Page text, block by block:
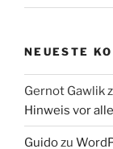
NEUESTE
Gernot Gawlik
Hinweis vor
Guidozu